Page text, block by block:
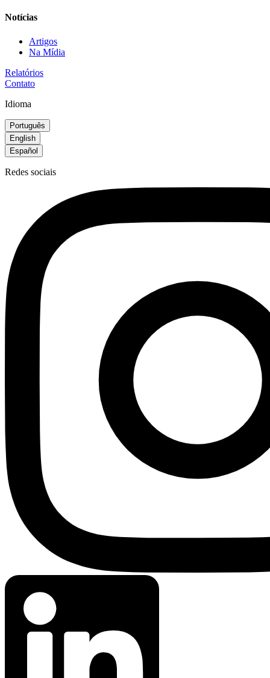
Notícias
Artigos
Na Mídia
Relatórios
Contato
Idioma
Português
English
Español
Redes sociais